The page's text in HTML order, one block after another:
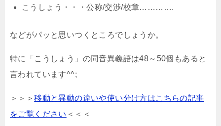
こうしょう・・・公称/交渉/校章………….
などがパッと思いつくところでしょうか。
特に「こうしょう」の同音異義語は48～50個もあると
言われています^^;
＞＞＞移動と異動の違いや使い分け方はこちらの記事
をご覧ください ＜＜＜